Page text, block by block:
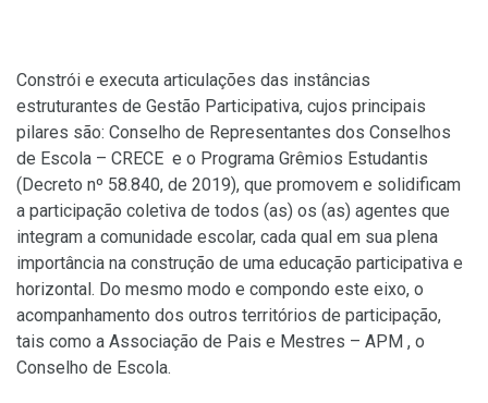
Constrói e executa articulações das instâncias
estruturantes de Gestão Participativa, cujos principais
pilares são: Conselho de Representantes dos Conselhos
de Escola – CRECE e o Programa Grêmios Estudantis
(Decreto nº 58.840, de 2019), que promovem e solidificam
a participação coletiva de todos (as) os (as) agentes que
integram a comunidade escolar, cada qual em sua plena
importância na construção de uma educação participativa e
horizontal. Do mesmo modo e compondo este eixo, o
acompanhamento dos outros territórios de participação,
tais como a Associação de Pais e Mestres – APM , o
Conselho de Escola.